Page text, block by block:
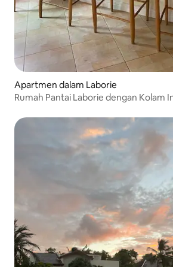
Apartmen dalam Laborie
Rumah Pantai Laborie dengan Kolam